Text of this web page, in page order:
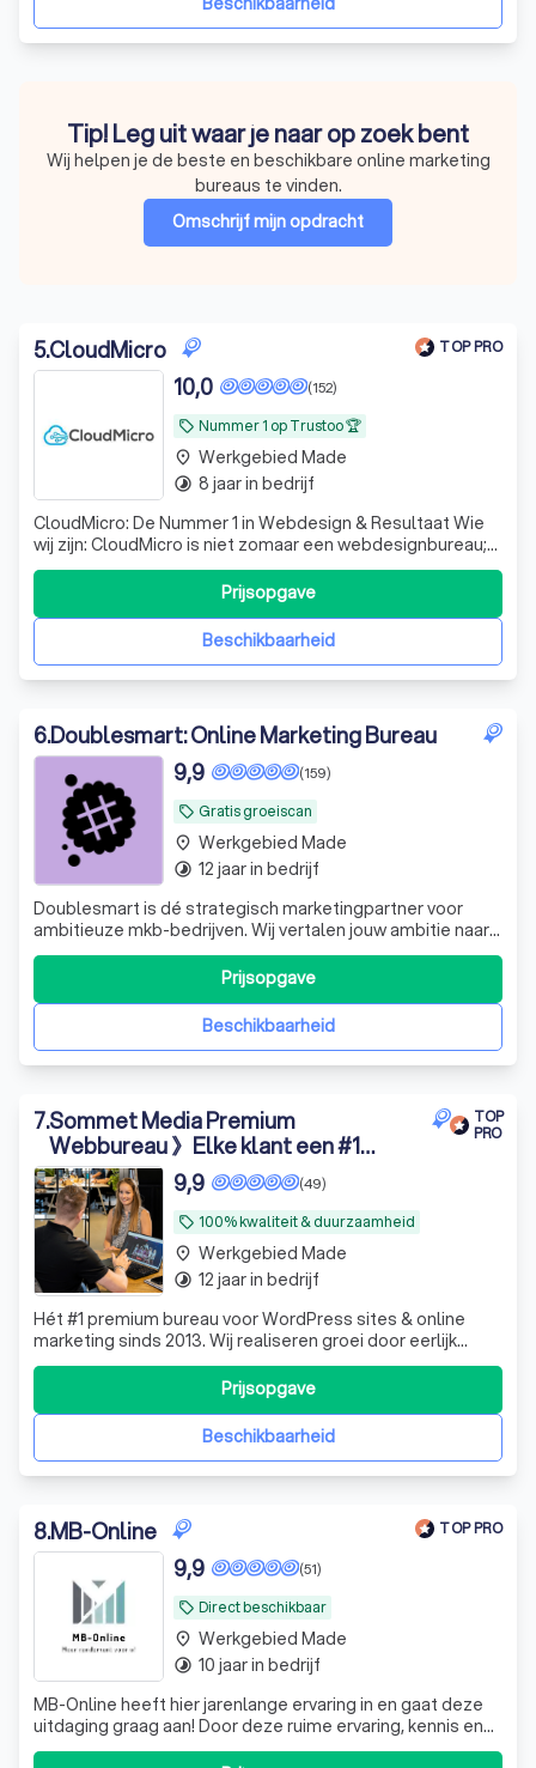
Tip! Leg uit waar je naar op zoek bent
Wij helpen je de beste en beschikbare online marketing
bureaus te vinden.
Omschrijf mijn opdracht
5.CloudMicro TOP PRO
local_offer Nummer 1 op Trustoo 🏆
(152)
10,0
CloudMicro: De Nummer 1 in Webdesign & Resultaat Wie
wij zijn: CloudMicro is niet zomaar een webdesignbureau;
wij zijn de digitale partner voor ondernemers die willen
groeien. Met een passie voor design en een scherp oog
voor conversie creëren wij professionele websites en
webshops die doen waar zeBeschikbaarheid
Prijsopgave
place Werkgebied Made
timelapse 8 jaar in bedrijf
6.Doublesmart: Online Marketing Bureau
local_offer Gratis groeiscan
(159)
9,9
Doublesmart is dé strategisch marketingpartner voor
ambitieuze mkb-bedrijven. Wij vertalen jouw ambitie naar
concrete resultaten en meetbare groei. Klaar om
marktleider te worden in jouw branche?
Beschikbaarheid
Prijsopgave
place Werkgebied Made
timelapse 12 jaar in bedrijf
7.Sommet Media Premium
Webbureau 》Elke klant een #1
service
TOP
PRO
local_offer 100% kwaliteit & duurzaamheid
(49)
9,9
Hét #1 premium bureau voor WordPress sites & online
marketing sinds 2013. Wij realiseren groei door eerlijk
advies & persoonlijke aandacht. Kies net als 100+ klanten
voor duurzaam resultaat 🚀
Beschikbaarheid
Prijsopgave
place Werkgebied Made
timelapse 12 jaar in bedrijf
8.MB-Online TOP PRO
local_offer Direct beschikbaar
(51)
9,9
MB-Online heeft hier jarenlange ervaring in en gaat deze
uitdaging graag aan! Door deze ruime ervaring, kennis en
know-how leveren wij resultaat!
place Werkgebied Made
timelapse 10 jaar in bedrijf